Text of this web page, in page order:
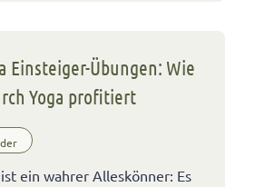
Einsteiger-Übungen: Wie
Yoga profitiert
ein wahrer Alleskönner: Es